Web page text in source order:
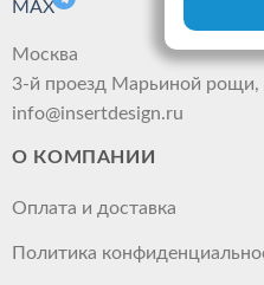
Москва
3-й проезд Марьиной рощи,
info@insertdesign.ru
О КОМПАНИИ
Оплата и доставка
Политика